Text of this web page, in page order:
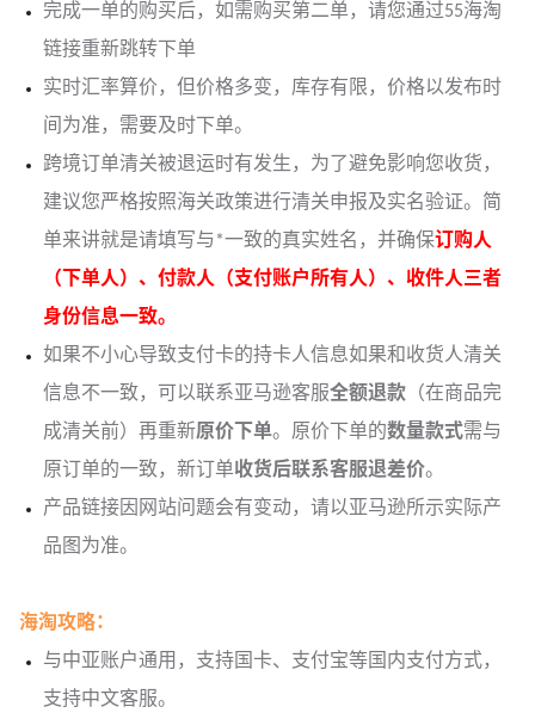
完成一单的购买后，如需购买第二单，请您通过55海淘
链接重新跳转下单
实时汇率算价，但价格多变，库存有限，价格以发布时
间为准，需要及时下单。
跨境订单清关被退运时有发生，为了避免影响您收货，
建议您严格按照海关政策进行清关申报及实名验证。简
单来讲就是请填写与*一致的真实姓名，并确保订购人
（下单人）、付款人（支付账户所有人）、收件人三者
身份信息一致。
如果不小心导致支付卡的持卡人信息如果和收货人清关
信息不一致，可以联系亚马逊客服全额退款 （在商品完
成清关前）再重新原价下单。原价下单的数量款式需与
原订单的一致，新订单收货后联系客服退差价。
产品链接因网站问题会有变动，请以亚马逊所示实际产
品图为准。
海淘攻略：
与中亚账户通用，支持国卡、支付宝等国内支付方式，
支持中文客服。